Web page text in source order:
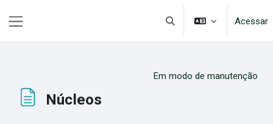
Alternar entrada de
Acessar
Em modo de manutenção
Núcleos